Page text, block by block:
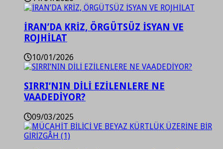
İRAN’DA KRİZ, ÖRGÜTSÜZ İSYAN VE
ROJHİLAT
10/01/2026
SIRRI’NIN DİLİ EZİLENLERE NE
VAADEDİYOR?
09/03/2025